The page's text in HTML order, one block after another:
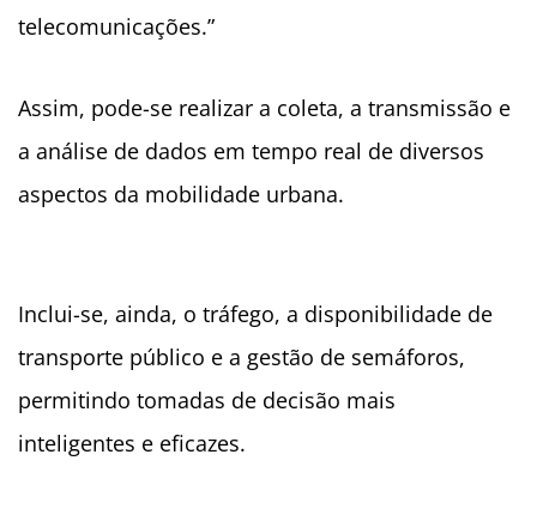
telecomunicações.”
Assim, pode-se realizar a coleta, a transmissão e
a análise de dados em tempo real de diversos
aspectos da mobilidade urbana.
Inclui-se, ainda, o tráfego, a disponibilidade de
transporte público e a gestão de semáforos,
permitindo tomadas de decisão mais
inteligentes e eficazes.